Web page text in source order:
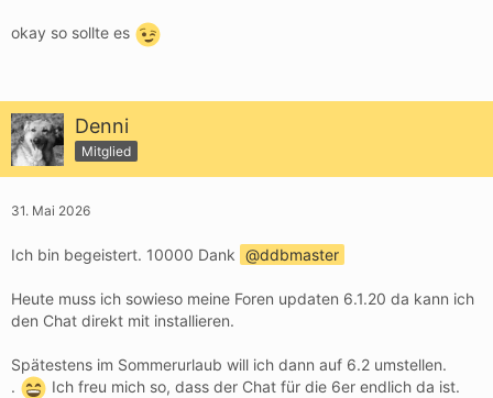
okay so sollte es
Denni
Mitglied
31. Mai 2026
Ich bin begeistert. 10000 Dank ddbmaster
Heute muss ich sowieso meine Foren updaten 6.1.20 da kann ich
den Chat direkt mit installieren.
Spätestens im Sommerurlaub will ich dann auf 6.2 umstellen.
.
Ich freu mich so, dass der Chat für die 6er endlich da ist.